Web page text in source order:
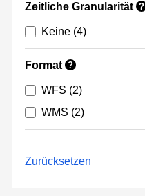
Zeitliche Granularität ?
Keine (4)
Format ?
WFS (2)
WMS (2)
Zurücksetzen